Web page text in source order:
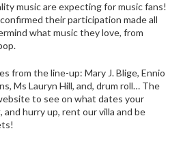
music are expecting for music fans!
their participation made all
what music they love, from
from the line-up: Mary J. Blige, Ennio
Ms Lauryn Hill, and, drum roll… The
to see on what dates your
hurry up, rent our villa and be